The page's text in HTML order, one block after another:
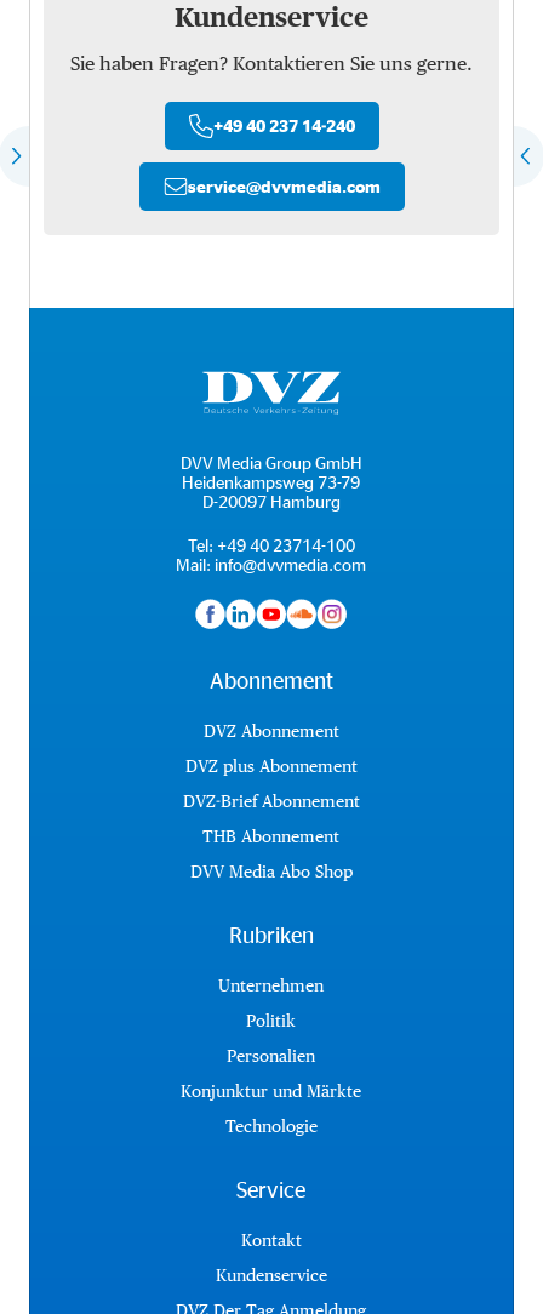
Kundenservice
Sie haben Fragen? Kontaktieren Sie uns gerne.
+49 40 237 14-240
service@dvvmedia.com
DVV Media Group GmbH
Heidenkampsweg 73-79
D-20097 Hamburg
Tel: +49 40 23714-100
Mail: info@dvvmedia.com
Abonnement
DVZ Abonnement
DVZ plus Abonnement
DVZ-Brief Abonnement
THB Abonnement
DVV Media Abo Shop
Rubriken
Unternehmen
Politik
Personalien
Konjunktur und Märkte
Technologie
Service
Kontakt
Kundenservice